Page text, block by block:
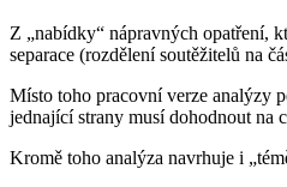
Z „nabídky“ nápravných opatření,
separace (rozdělení soutěžitelů na
Místo toho pracovní verze analýzy
jednající strany musí dohodnout na
Kromě toho analýza navrhuje i